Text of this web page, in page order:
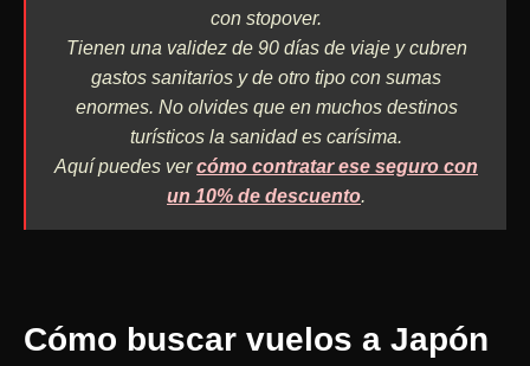
con stopover.
Tienen una validez de 90 días de viaje y cubren
gastos sanitarios y de otro tipo con sumas
enormes. No olvides que en muchos destinos
turísticos la sanidad es carísima.
Aquí puedes vercómo contratar ese seguro con
un 10% de descuento.
Cómo buscar vuelos a Japón